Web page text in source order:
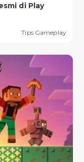
di Play
Tips Gameplay